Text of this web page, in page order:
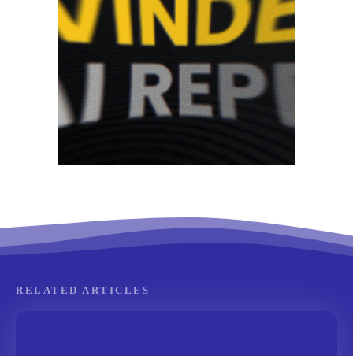
RELATED ARTICLES